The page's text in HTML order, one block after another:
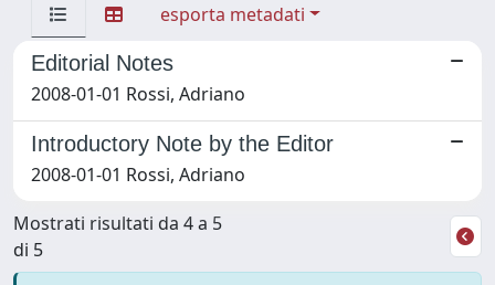
esporta metadati
Editorial Notes
2008-01-01 Rossi, Adriano
Introductory Note by the Editor
2008-01-01 Rossi, Adriano
Mostrati risultati da 4 a 5
di 5